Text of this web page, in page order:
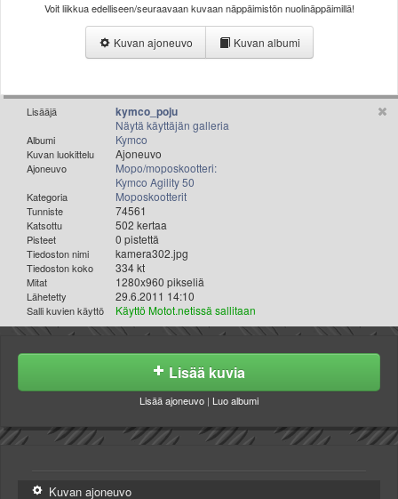
Valitse paikkakunta
Helsingin sää
Oulun sää
Rovaniemen sää
MUUT
VIP-jäsenyys
Paidat ja vaatteet
Suunnittele oma paita
Mainostus
Palaute
Kevytversio
Voit liikkua edelliseen/seuraavaan kuvaan näppäimistön nuolinäppäimillä!
Kuvan ajoneuvo Kuvan albumi
Lisääjä kymco_poju
Näytä käyttäjän galleria
Albumi Kymco
Kuvan luokittelu Ajoneuvo
Ajoneuvo
Mopo/moposkootteri:
Kymco Agility 50
Kategoria Moposkootterit
Tunniste 74561
Katsottu 502 kertaa
Pisteet 0 pistettä
Tiedoston nimi kamera302.jpg
Tiedoston koko 334 kt
Mitat 1280x960 pikseliä
Lähetetty 29.6.2011 14:10
Salli kuvien käyttö Käyttö Motot.netissä sallitaan
Lisää kuvia
Lisää ajoneuvo | Luo albumi
Kuvan ajoneuvo